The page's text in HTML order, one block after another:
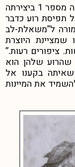
זו שאלת השאלות שמעלה בפנינו המיינה מספר 1 ביצירתה
תפיסת רוע כדבר
ל”משאלת-לב
היוצרת
1, הן “פולשות. ציפורים רעות.”
שהרוע שלהן הוא
בקענו אל
את המיינות